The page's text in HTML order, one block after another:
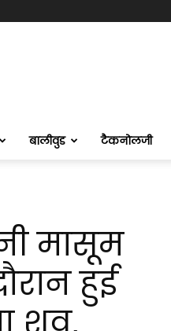
बालीवुड टैकनोलजी
मासूम
हुई